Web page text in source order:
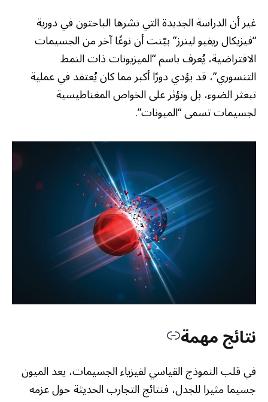
غير أن الدراسة الجديدة التي نشرها الباحثون في دورية
“فيزيكال ريفيو لينرز” بيّنت أن نوعًا آخر من الجسيمات
الافتراضية، يُعرف باسم “الميزيونات ذات النمط
التنسوري”، قد يؤدي دورًا أكبر مما كان يُعتقد في عملية
تبعثر الضوء، بل وتؤثر على الخواص المغناطيسية
لجسيمات تسمى “الميونات”.
نتائج مهمة
في قلب النموذج القياسي لفيزياء الجسيمات، يعد الميون
جسيما مثيرا للجدل، فنتائج التجارب الحديثة حول عزمه